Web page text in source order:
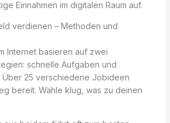
Einnahmen im digitalen Raum auf.
verdienen – Methoden und
Internet basieren auf zwei
schnelle Aufgaben und
25 verschiedene Jobideen
bereit. Wähle klug, was zu deinen